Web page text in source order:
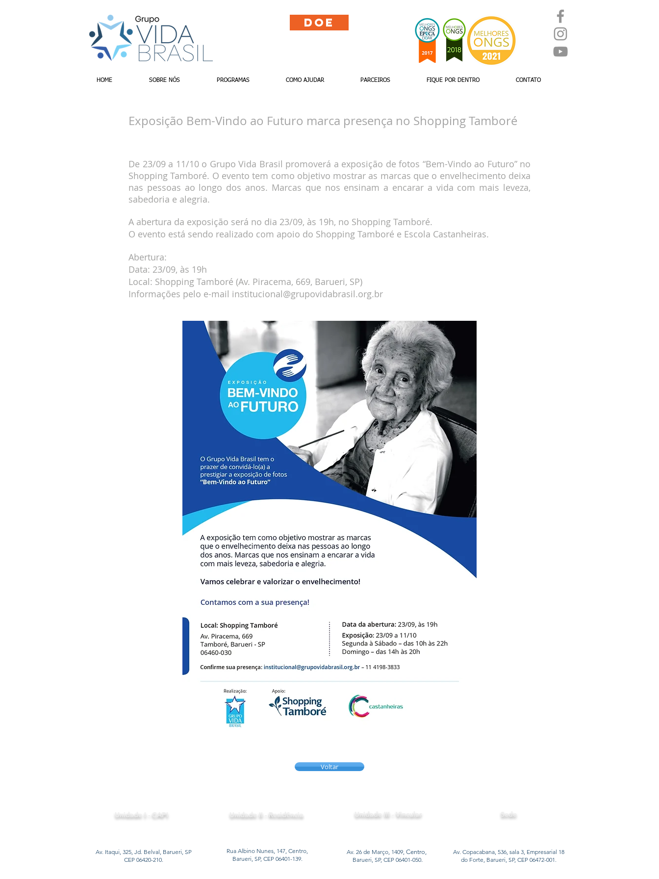
Doe
HOME SOBRE NÓS PROGRAMAS COMO AJUDAR PARCEIROS FIQUE POR DENTRO CONTATO
Exposição Bem-Vindo ao Futuro marca presença no Shopping Tamboré
De 23/09 a 11/10 o Grupo Vida Brasil promoverá a exposição de fotos “Bem-Vindo ao Futuro” no
Shopping Tamboré. O evento tem como objetivo mostrar as marcas que o envelhecimento deixa
nas pessoas ao longo dos anos. Marcas que nos ensinam a encarar a vida com mais leveza,
sabedoria e alegria.
A abertura da exposição será no dia 23/09, às 19h, no Shopping Tamboré.
O evento está sendo realizado com apoio do Shopping Tamboré e Escola Castanheiras.
Abertura:
Data: 23/09, às 19h
Local: Shopping Tamboré (Av. Piracema, 669, Barueri, SP)
Informações pelo e-mail institucional@grupovidabrasil.org.br
Voltar
Unidade I - CAPI
Av. Itaqui, 325, Jd. Belval, Barueri, SP
CEP 06420-210.
Unidade II - Residência
Rua Albino Nunes, 147, Centro,
Barueri, SP, CEP 06401-139.
Unidade III - Vincular
Av. 26 de Março, 1409, Centro,
Barueri, SP, CEP 06401-050.
Sede
Av. Copacabana, 536, sala 3, Empresarial 18
do Forte, Barueri, SP, CEP 06472-001.